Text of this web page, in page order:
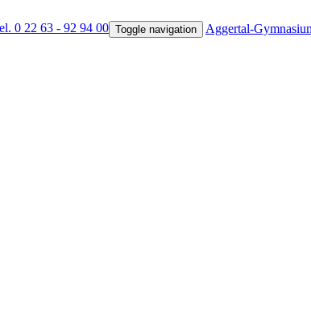
Toggle navigation Aggertal-